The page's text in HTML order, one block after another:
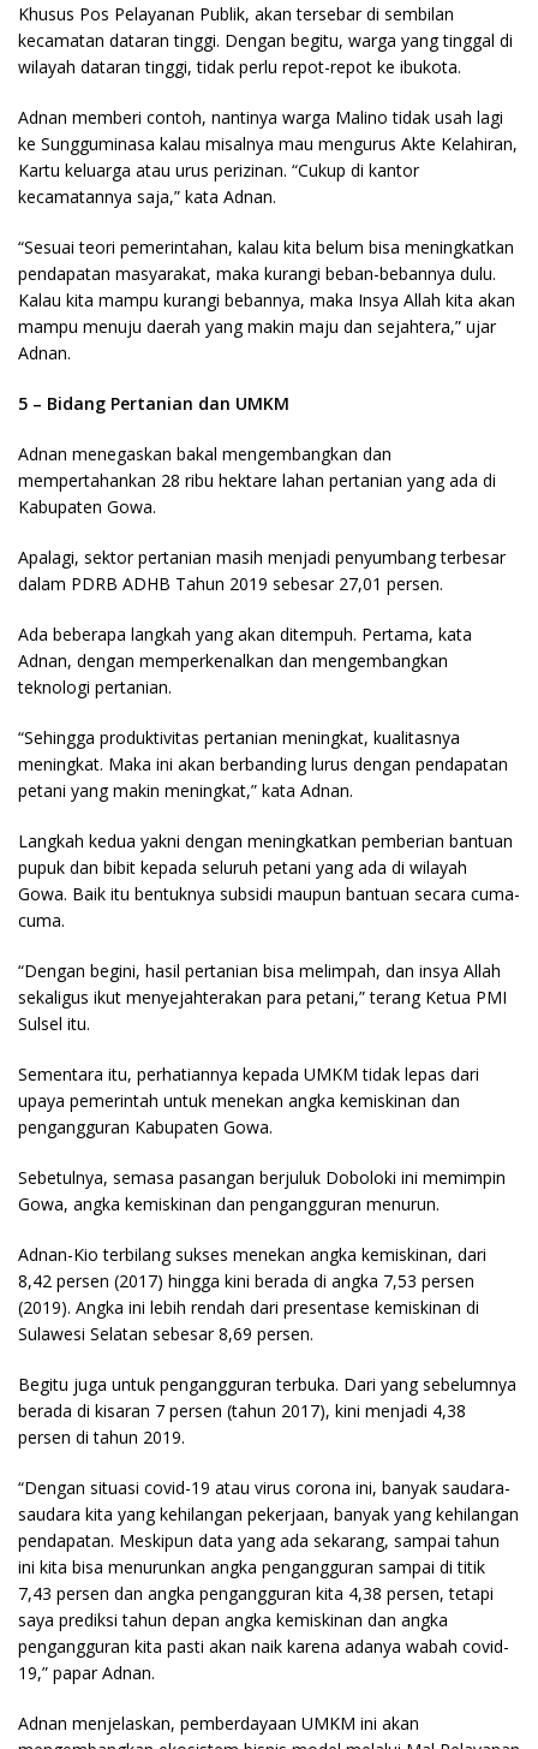
Khusus Pos Pelayanan Publik, akan tersebar di sembilan
kecamatan dataran tinggi. Dengan begitu, warga yang tinggal di
wilayah dataran tinggi, tidak perlu repot-repot ke ibukota.
Adnan memberi contoh, nantinya warga Malino tidak usah lagi
ke Sungguminasa kalau misalnya mau mengurus Akte Kelahiran,
Kartu keluarga atau urus perizinan. “Cukup di kantor
kecamatannya saja,” kata Adnan.
“Sesuai teori pemerintahan, kalau kita belum bisa meningkatkan
pendapatan masyarakat, maka kurangi beban-bebannya dulu.
Kalau kita mampu kurangi bebannya, maka Insya Allah kita akan
mampu menuju daerah yang makin maju dan sejahtera,” ujar
Adnan.
5 – Bidang Pertanian dan UMKM
Adnan menegaskan bakal mengembangkan dan
mempertahankan 28 ribu hektare lahan pertanian yang ada di
Kabupaten Gowa.
Apalagi, sektor pertanian masih menjadi penyumbang terbesar
dalam PDRB ADHB Tahun 2019 sebesar 27,01 persen.
Ada beberapa langkah yang akan ditempuh. Pertama, kata
Adnan, dengan memperkenalkan dan mengembangkan
teknologi pertanian.
“Sehingga produktivitas pertanian meningkat, kualitasnya
meningkat. Maka ini akan berbanding lurus dengan pendapatan
petani yang makin meningkat,” kata Adnan.
Langkah kedua yakni dengan meningkatkan pemberian bantuan
pupuk dan bibit kepada seluruh petani yang ada di wilayah
Gowa. Baik itu bentuknya subsidi maupun bantuan secara cuma-
cuma.
“Dengan begini, hasil pertanian bisa melimpah, dan insya Allah
sekaligus ikut menyejahterakan para petani,” terang Ketua PMI
Sulsel itu.
Sementara itu, perhatiannya kepada UMKM tidak lepas dari
upaya pemerintah untuk menekan angka kemiskinan dan
pengangguran Kabupaten Gowa.
Sebetulnya, semasa pasangan berjuluk Doboloki ini memimpin
Gowa, angka kemiskinan dan pengangguran menurun.
Adnan-Kio terbilang sukses menekan angka kemiskinan, dari
8,42 persen (2017) hingga kini berada di angka 7,53 persen
(2019). Angka ini lebih rendah dari presentase kemiskinan di
Sulawesi Selatan sebesar 8,69 persen.
Begitu juga untuk pengangguran terbuka. Dari yang sebelumnya
berada di kisaran 7 persen (tahun 2017), kini menjadi 4,38
persen di tahun 2019.
“Dengan situasi covid-19 atau virus corona ini, banyak saudara-
saudara kita yang kehilangan pekerjaan, banyak yang kehilangan
pendapatan. Meskipun data yang ada sekarang, sampai tahun
ini kita bisa menurunkan angka pengangguran sampai di titik
7,43 persen dan angka pengangguran kita 4,38 persen, tetapi
saya prediksi tahun depan angka kemiskinan dan angka
pengangguran kita pasti akan naik karena adanya wabah covid-
19,” papar Adnan.
Adnan menjelaskan, pemberdayaan UMKM ini akan